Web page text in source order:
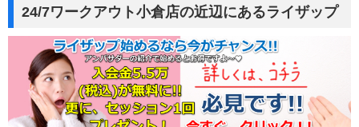
24/7ワークアウト小倉店の近辺にあるライザップ